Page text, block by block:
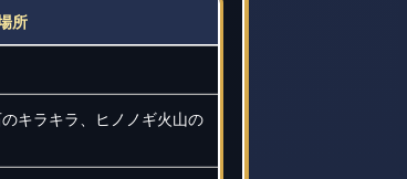
所
キラキラ、ヒノノギ火山の